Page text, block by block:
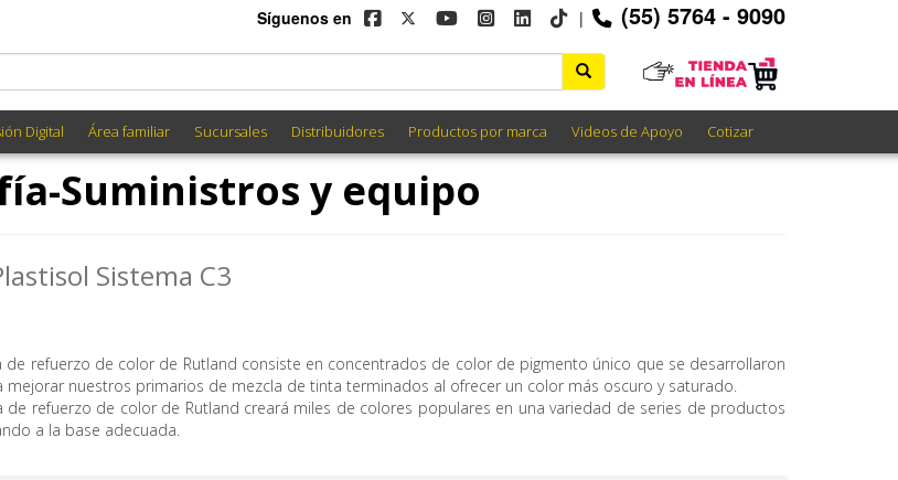
Síguenos en | (55) 5764 - 9090
Digital Área familiar Sucursales Distribuidores Productos por marca Videos de Apoyo Cotizar
Suministros y equipo
Sistema C3
de refuerzo de color de Rutland consiste en concentrados de color de pigmento único que se desarrollaron
nuestros primarios de mezcla de tinta terminados al ofrecer un color más oscuro y saturado.
de refuerzo de color de Rutland creará miles de colores populares en una variedad de series de productos
a la base adecuada.